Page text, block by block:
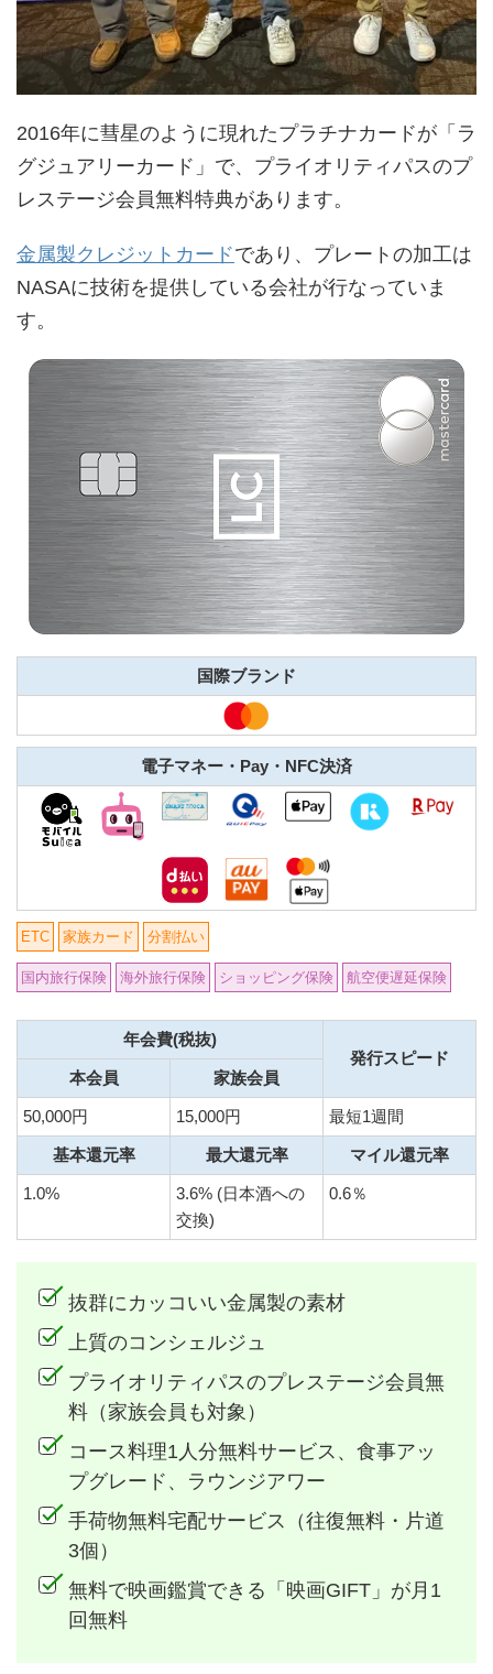
2016年に彗星のように現れたプラチナカードが「ラ
グジュアリーカード」で、プライオリティパスのプ
レステージ会員無料特典があります。
金属製クレジットカードであり、プレートの加工は
NASAに技術を提供している会社が行なっていま
す。
国際ブランド
電子マネー・Pay・NFC決済
ETC 家族カード 分割払い
国内旅行保険 海外旅行保険 ショッピング保険 航空便遅延保険
年会費(税抜)
発行スピード
本会員
家族会員
50,000円 15,000円 最短1週間
基本還元率 最大還元率 マイル還元率
1.0%
3.6% (日本酒への
交換)
0.6％
抜群にカッコいい金属製の素材
上質のコンシェルジュ
プライオリティパスのプレステージ会員無
料（家族会員も対象）
コース料理1人分無料サービス、食事アッ
プグレード、ラウンジアワー
手荷物無料宅配サービス（往復無料・片道
3個）
無料で映画鑑賞できる「映画GIFT」が月1
回無料